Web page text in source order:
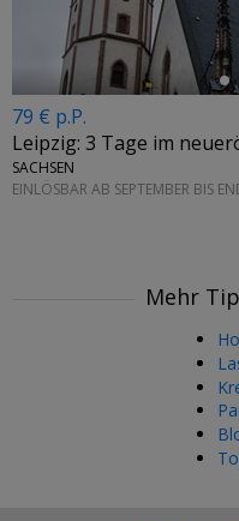
79 € p.P.
Leipzig: 3 Tage im
SACHSEN
EINLÖSBAR AB SEPTEMBER BIS
Mehr